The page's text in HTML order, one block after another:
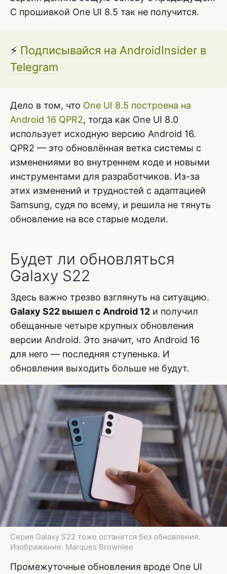
С прошивкой One UI 8.5 так не получится.
⚡ Подписывайся на AndroidInsider в
Telegram
Дело в том, что One UI 8.5 построена на
Android 16 QPR2, тогда как One UI 8.0
использует исходную версию Android 16.
QPR2 — это обновлённая ветка системы с
изменениями во внутреннем коде и новыми
инструментами для разработчиков. Из-за
этих изменений и трудностей с адаптацией
Samsung, судя по всему, и решила не тянуть
обновление на все старые модели.
Будет ли обновляться
Galaxy S22
Здесь важно трезво взглянуть на ситуацию.
Galaxy S22 вышел с Android 12 и получил
обещанные четыре крупных обновления
версии Android. Это значит, что Android 16
для него — последняя ступенька. И
обновления выходить больше не будут.
Серия Galaxy S22 тоже останется без обновления.
Изображение: Marques Brownlee
Промежуточные обновления вроде One UI